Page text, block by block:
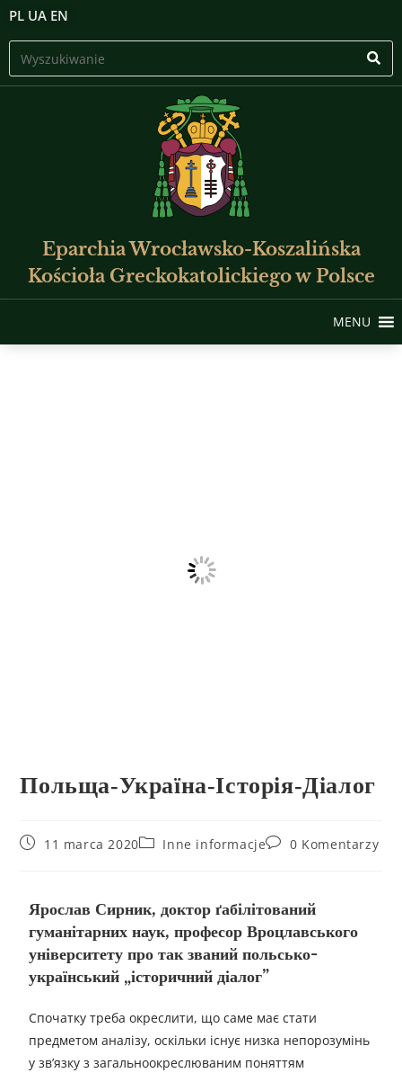
PL UA EN
Eparchia Wrocławsko-Koszalińska
Kościoła Greckokatolickiego w Polsce
MENU
Польща-Україна-Історія-Діалог
11 marca 2020 Inne informacje 0 Komentarzy
Ярослав Сирник, доктор ґабілітований
гуманітарних наук, професор Вроцлавського
університету про так званий польсько-
український „історичний діалог”
Спочатку треба окреслити, що саме має стати
предметом аналізу, оскільки існує низка непорозумінь
у зв’язку з загальноокреслюваним поняттям